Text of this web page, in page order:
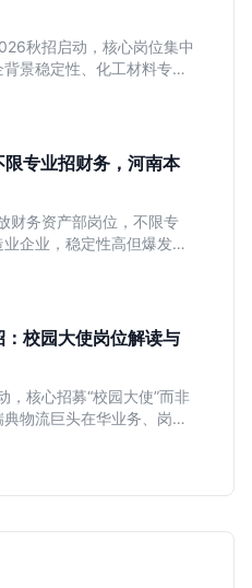
秋招启动，核心岗位集中
景稳定性、化工材料专业
工科生判断是否值得投
专业招财务，河南本
财务资产部岗位，不限专
企业，稳定性高但爆发涨
工业场景经验的应届生。
校园大使岗位解读与
核心招募“校园大使”而非
物流巨头在华业务、岗位
争逻辑，助你判断是否值